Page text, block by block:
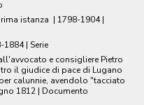
istanza | 1798-1904 |
1884 | Serie
e consigliere Pietro
il giudice di pace di Lugano
calunnie, avendolo "tacciato
1812 | Documento